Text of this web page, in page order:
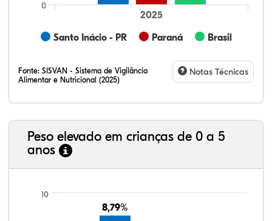
Santo Inácio - PR Paraná Brasil
2025
0
Fonte: SISVAN - Sistema de Vigilância
Alimentar e Nutricional (2025)
Notas Técnicas
Peso elevado em crianças de 0 a 5
anos
8,79%
8,79%
10
58,73%
2,60%
0,27%
36,06%
0,95%
1,38%
21,99%
7,16%
0,36%
66,18%
2,81%
1,50%